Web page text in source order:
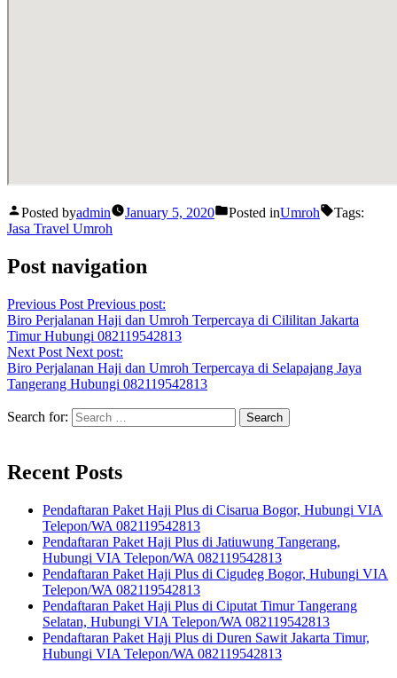
Posted byadmin January 5, 2020 Posted inUmroh
Tags:
Jasa Travel Umroh
Post navigation
Previous Post Previous post:
Biro Perjalanan Haji dan Umroh Terpercaya di Cililitan Jakarta
Timur Hubungi 082119542813
Next Post Next post:
Biro Perjalanan Haji dan Umroh Terpercaya di Selapajang Jaya
Tangerang Hubungi 082119542813
Search for:
Recent Posts
Pendaftaran Paket Haji Plus di Cisarua Bogor, Hubungi VIA
Telepon/WA 082119542813
Pendaftaran Paket Haji Plus di Jatiuwung Tangerang,
Hubungi VIA Telepon/WA 082119542813
Pendaftaran Paket Haji Plus di Cigudeg Bogor, Hubungi VIA
Telepon/WA 082119542813
Pendaftaran Paket Haji Plus di Ciputat Timur Tangerang
Selatan, Hubungi VIA Telepon/WA 082119542813
Pendaftaran Paket Haji Plus di Duren Sawit Jakarta Timur,
Hubungi VIA Telepon/WA 082119542813